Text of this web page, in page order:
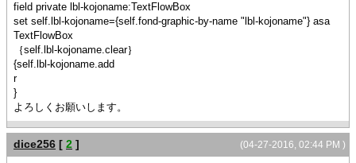
field private lbl-kojoname:TextFlowBox
set self.lbl-kojoname={self.fond-graphic-by-name "lbl-kojoname"} asa
TextFlowBox
｛self.lbl-kojoname.clear｝
{self.lbl-kojoname.add
r
}
よろしくお願いします。
(04-27-2016, 02:44 PM )
dice256 [ 2 ]